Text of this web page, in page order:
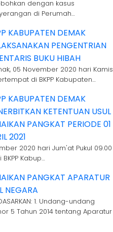
dengan kasus
di Perumah…
KABUPATEN DEMAK
PENGENTRIAN
BUKU HIBAH
05 November 2020 hari Kamis
di BKPP Kabupaten…
KABUPATEN DEMAK
KETENTUAN USUL
PANGKAT PERIODE 01
2021
2020 hari Jum'at Pukul 09.00
Kabup…
PANGKAT APARATUR
NEGARA
1. Undang-undang
5 Tahun 2014 tentang Aparatur